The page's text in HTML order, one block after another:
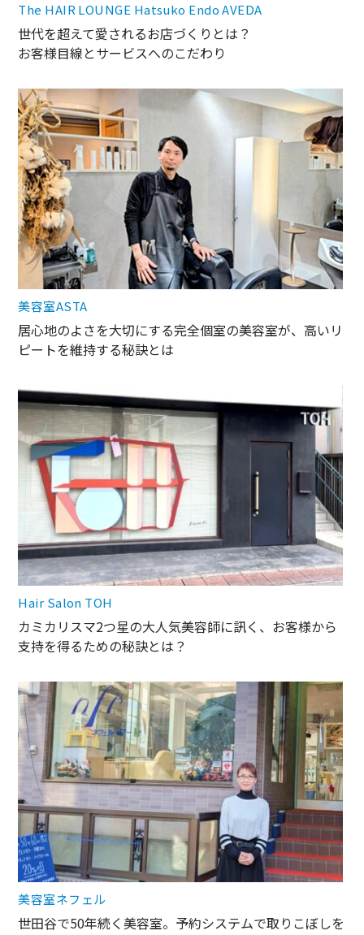
The HAIR LOUNGE Hatsuko Endo AVEDA
世代を超えて愛されるお店づくりとは？
お客様目線とサービスへのこだわり
美容室ASTA
居心地のよさを大切にする完全個室の美容室が、高いリ
ピートを維持する秘訣とは
Hair Salon TOH
カミカリスマ2つ星の大人気美容師に訊く、お客様から
支持を得るための秘訣とは？
美容室ネフェル
世田谷で50年続く美容室。予約システムで取りこぼしを